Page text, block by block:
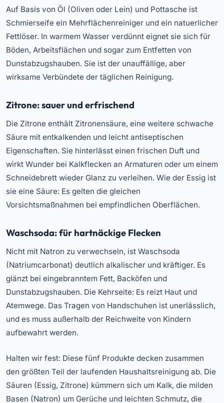
Auf Basis von Öl (Oliven oder Lein) und Pottasche ist
Schmierseife ein Mehrflächenreiniger und ein natuerlicher
Fettlöser. In warmem Wasser verdünnt eignet sie sich für
Böden, Arbeitsflächen und sogar zum Entfetten von
Dunstabzugshauben. Sie ist der unauffällige, aber
wirksame Verbündete der täglichen Reinigung.
Zitrone: sauer und erfrischend
Die Zitrone enthält Zitronensäure, eine weitere schwache
Säure mit entkalkenden und leicht antiseptischen
Eigenschaften. Sie hinterlässt einen frischen Duft und
wirkt Wunder bei Kalkflecken an Armaturen oder um einem
Schneidebrett wieder Glanz zu verleihen. Wie der Essig ist
sie eine Säure: Es gelten die gleichen
Vorsichtsmaßnahmen bei empfindlichen Oberflächen.
Waschsoda: für hartnäckige Flecken
Nicht mit Natron zu verwechseln, ist Waschsoda
(Natriumcarbonat) deutlich alkalischer und kräftiger. Es
glänzt bei eingebranntem Fett, Backöfen und
Dunstabzugshauben. Die Kehrseite: Es reizt Haut und
Atemwege. Das Tragen von Handschuhen ist unerlässlich,
und es muss außerhalb der Reichweite von Kindern
aufbewahrt werden.
Halten wir fest: Diese fünf Produkte decken zusammen
den größten Teil der laufenden Haushaltsreinigung ab. Die
Säuren (Essig, Zitrone) kümmern sich um Kalk, die milden
Basen (Natron) um Gerüche und leichten Schmutz, die